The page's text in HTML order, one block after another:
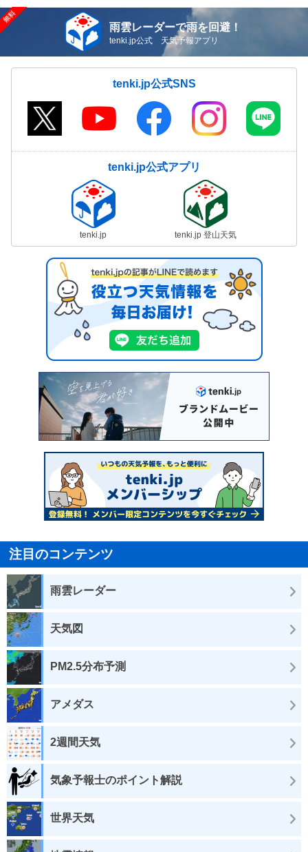
雨雲レーダーで雨を回避！
tenki.jp公式 天気予報アプリ
tenki.jp公式SNS
tenki.jp公式アプリ
tenki.jp tenki.jp 登山天気
注目のコンテンツ
雨雲レーダー
天気図
PM2.5分布予測
アメダス
2週間天気
気象予報士のポイント解説
世界天気